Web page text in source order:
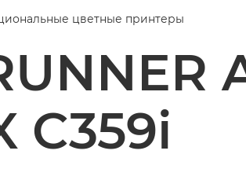
цветные принтеры
C359i